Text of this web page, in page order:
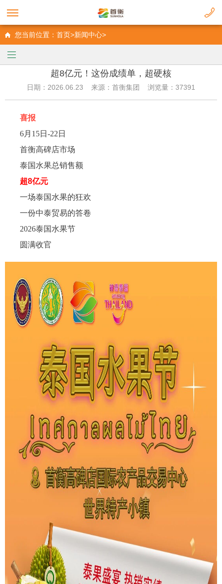
您当前位置：首页>新闻中心>
超8亿元！这份成绩单，超硬核
日期：2026.06.23 来源：首衡集团 浏览量：37391
喜报
6月15日-22日
首衡高碑店市场
泰国水果总销售额
超8亿元
一场泰国水果的狂欢
一份中泰贸易的答卷
2026泰国水果节
圆满收官